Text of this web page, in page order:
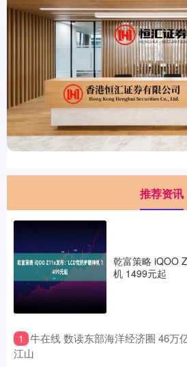
推荐资讯
乾富策略 iQOO
机 1499元起
1 牛在线 数读东部海洋经济圈 46万
江山